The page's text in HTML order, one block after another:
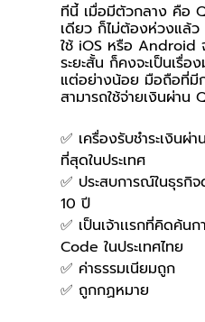
ทีนี้ เมื่อมีตัวกลาง คือ
เดียว ก็ไม่ต้องห่วงแล้ว
ใช้ iOS หรือ Android
ระยะสั้น ก็คงจะเป็นเรื่อ
แต่อย่างน้อย มือถือที่มี
สามารถใช้จ่ายเงินผ่าน
✅ เครื่องรับชำระเงิน
ที่สุดในประเทศ
✅ ประสบการณ์ในธุรกิ
10 ปี
✅ เป็นเจ้าเเรกที่คิดค้น
Code ในประเทศไทย
✅ ค่าธรรมเนียมถูก
✅ ถูกกฏหมาย